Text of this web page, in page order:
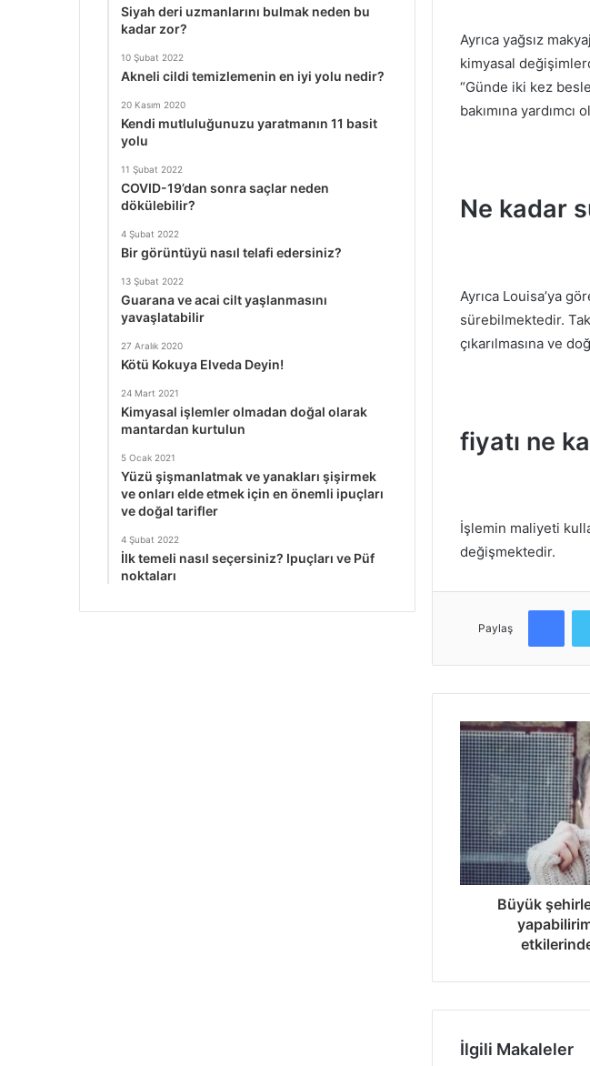
Ayrıca yağsız
kimyasal
“Günde iki kez
bakımına yardımcı
Ne kadar
Ayrıca Louisa’ya
sürebilmektedir.
çıkarılmasına ve
fiyatı ne
İşlemin maliyeti
değişmektedir.
Paylaş
Büyük
İlgili Makaleler
Siyah deri uzmanlarını bulmak neden bu
kadar zor?
10 Şubat 2022
Akneli cildi temizlemenin en iyi yolu nedir?
20 Kasım 2020
Kendi mutluluğunuzu yaratmanın 11 basit
yolu
11 Şubat 2022
COVID-19’dan sonra saçlar neden
dökülebilir?
4 Şubat 2022
Bir görüntüyü nasıl telafi edersiniz?
13 Şubat 2022
Guarana ve acai cilt yaşlanmasını
yavaşlatabilir
27 Aralık 2020
Kötü Kokuya Elveda Deyin!
24 Mart 2021
Kimyasal işlemler olmadan doğal olarak
mantardan kurtulun
5 Ocak 2021
Yüzü şişmanlatmak ve yanakları şişirmek
ve onları elde etmek için en önemli ipuçları
ve doğal tarifler
4 Şubat 2022
İlk temeli nasıl seçersiniz? Ipuçları ve Püf
noktaları